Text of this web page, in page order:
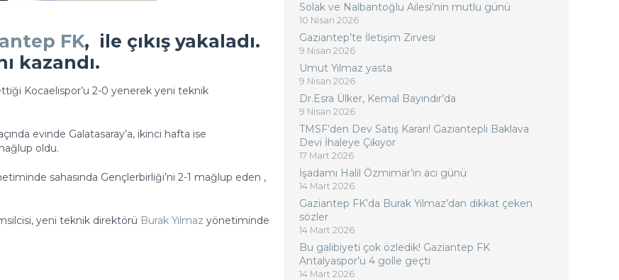
FK, ile çıkış yakaladı.
kazandı.
Kocaelispor’u 2-0 yenerek yeni teknik
evinde Galatasaray’a, ikinci hafta ise
oldu.
sahasında Gençlerbirliği’ni 2-1 mağlup eden ,
yeni teknik direktörü Burak Yılmaz yönetiminde
Solak ve Nalbantoğlu Ailesi’nin mutlu günü
10 Nisan 2026
Gaziantep’te İletişim Zirvesi
9 Nisan 2026
Umut Yılmaz yasta
9 Nisan 2026
Dr.Esra Ülker, Kemal Bayındır’da
9 Nisan 2026
TMSF’den Dev Satış Kararı! Gaziantepli Baklava
Devi İhaleye Çıkıyor
17 Mart 2026
İşadamı Halil Özmimar’ın acı günü
14 Mart 2026
Gaziantep FK’da Burak Yılmaz’dan dikkat çeken
sözler
14 Mart 2026
Bu galibiyeti çok özledik! Gaziantep FK
Antalyaspor’u 4 golle geçti
14 Mart 2026